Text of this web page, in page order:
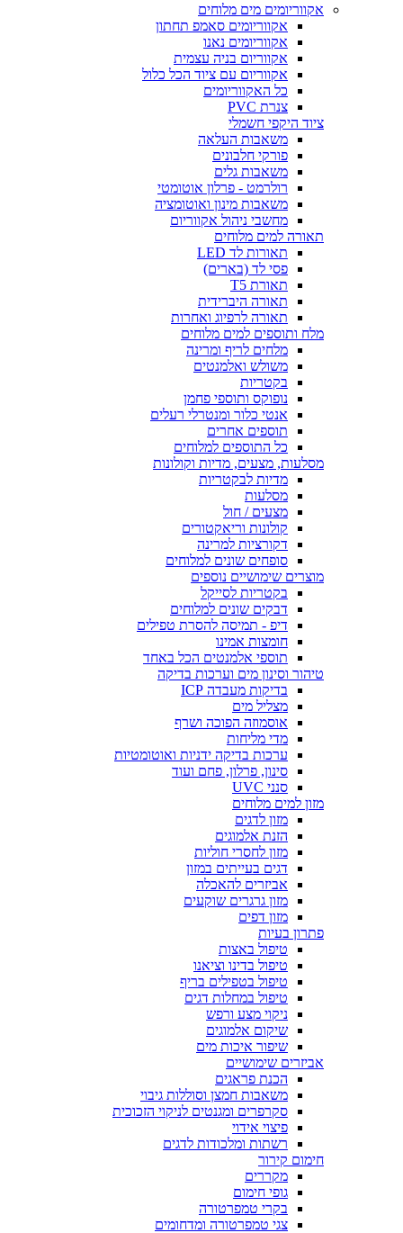
אקווריומים מים מלוחים
אקווריומים סאמפ תחתון
אקווריומים נאנו
אקווריום בניה עצמית
אקווריום עם ציוד הכל כלול
כל האקווריומים
צנרת PVC
ציוד היקפי חשמלי
משאבות העלאה
פורקי חלבונים
משאבות גלים
רולרמט - פרלון אוטומטי
משאבות מינון ואוטומציה
מחשבי ניהול אקווריום
תאורה למים מלוחים
תאורות לד LED
פסי לד (בארים)
תאורת T5
תאורה היברידית
תאורה לרפיוג ואחרות
מלח ותוספים למים מלוחים
מלחים לריף ומרינה
משולש ואלמנטים
בקטריות
נופוקס ותוספי פחמן
אנטי כלור ומנטרלי רעלים
תוספים אחרים
כל התוספים למלוחים
מסלעות, מצעים, מדיות וקולונות
מדיות לבקטריות
מסלעות
מצעים / חול
קולונות וריאקטורים
דקורציות למרינה
סופחים שונים למלוחים
מוצרים שימושיים נוספים
בקטריות לסייקל
דבקים שונים למלוחים
דיפ - תמיסה להסרת טפילים
חומצות אמינו
תוספי אלמנטים הכל באחד
טיהור וסינון מים וערכות בדיקה
בדיקות מעבדה ICP
מצליל מים
אוסמוזה הפוכה ושרף
מדי מליחות
ערכות בדיקה ידניות ואוטומטיות
סינון, פרלון, פחם ועוד
סנני UVC
מזון למים מלוחים
מזון לדגים
הזנת אלמוגים
מזון לחסרי חוליות
דגים בעייתים במזון
אביזרים להאכלה
מזון גרגרים שוקעים
מזון דפים
פתרון בעיות
טיפול באצות
טיפול בדינו וציאנו
טיפול בטפילים בריף
טיפול במחלות דגים
ניקוי מצע ורפש
שיקום אלמוגים
שיפור איכות מים
אביזרים שימושיים
הכנת פראגים
משאבות חמצן וסוללות גיבוי
סקרפרים ומגנטים לניקוי הזכוכית
פיצוי אידוי
רשתות ומלכודות לדגים
חימום קירור
מקררים
גופי חימום
בקרי טמפרטורה
צגי טמפרטורה ומדחומים